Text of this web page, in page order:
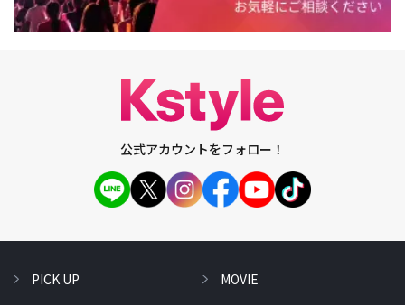
公式アカウントをフォロー！
PICK UP
MOVIE